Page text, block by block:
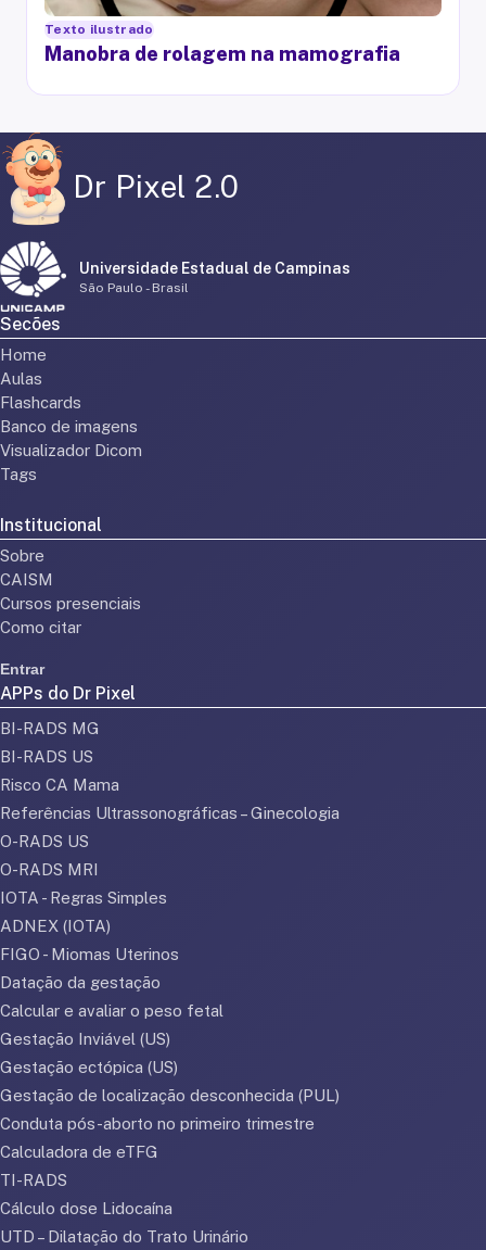
Texto ilustrado
Manobra de rolagem na mamografia
Dr Pixel 2.0
Universidade Estadual de Campinas
São Paulo - Brasil
Secões
Home
Aulas
Flashcards
Banco de imagens
Visualizador Dicom
Tags
Institucional
Sobre
CAISM
Cursos presenciais
Como citar
Entrar
APPs do Dr Pixel
BI-RADS MG
BI-RADS US
Risco CA Mama
Referências Ultrassonográficas – Ginecologia
O-RADS US
O-RADS MRI
IOTA - Regras Simples
ADNEX (IOTA)
FIGO - Miomas Uterinos
Datação da gestação
Calcular e avaliar o peso fetal
Gestação Inviável (US)
Gestação ectópica (US)
Gestação de localização desconhecida (PUL)
Conduta pós-aborto no primeiro trimestre
Calculadora de eTFG
TI-RADS
Cálculo dose Lidocaína
UTD – Dilatação do Trato Urinário